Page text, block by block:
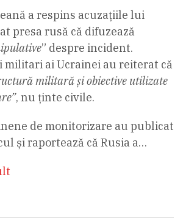
a respins acuzațiile lui
presa rusă că difuzează
” despre incident.
militari ai Ucrainei au reiterat că
militară și obiective utilizate
, nu ținte civile.
de monitorizare au publicat
și raportează că Rusia a…